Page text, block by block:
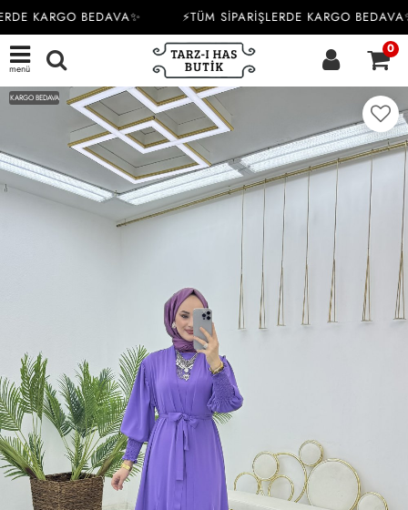
KARGO BEDAVA✨ ⚡TÜM SİPARİŞLERDE KARGO BEDAVA✨
menü
0
KARGO BEDAVA